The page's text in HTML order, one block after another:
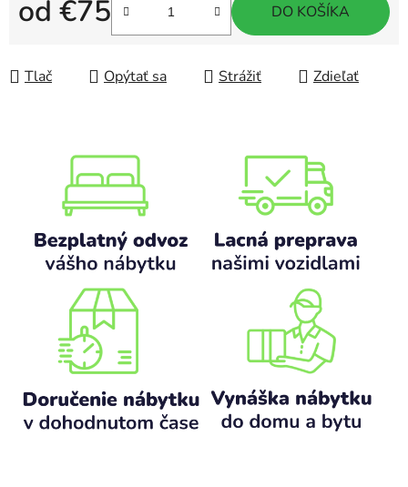
od €75
Jednotková cena:
DO KOŠÍKA
Tlač Opýtať sa Strážiť Zdieľať